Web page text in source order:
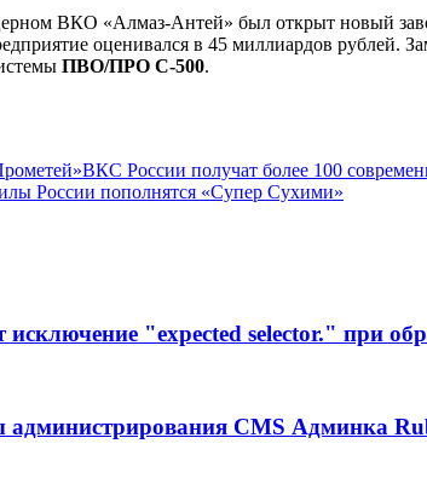
ВКО «Алмаз-Антей» был открыт новый
оценивался в 45 миллиардов рублей.
ПВО/ПРО С-500.
ВКС России получат более 100
России пополнятся «Супер Сухими»
исключение "expected selector." при
администрирования CMS Админка